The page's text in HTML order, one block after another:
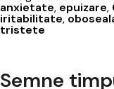
anxietate, epuizare,
iritabilitate,
tristete
Semne